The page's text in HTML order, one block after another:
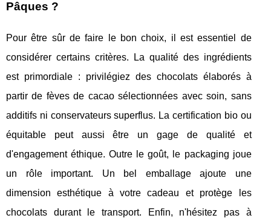
Pâques ?
Pour être sûr de faire le bon choix, il est essentiel de
considérer certains critères. La qualité des ingrédients
est primordiale : privilégiez des chocolats élaborés à
partir de fèves de cacao sélectionnées avec soin, sans
additifs ni conservateurs superflus. La certification bio ou
équitable peut aussi être un gage de qualité et
d'engagement éthique. Outre le goût, le packaging joue
un rôle important. Un bel emballage ajoute une
dimension esthétique à votre cadeau et protège les
chocolats durant le transport. Enfin, n'hésitez pas à